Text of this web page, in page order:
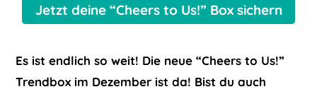
Jetzt deine “Cheers to Us!” Box sichern
Es ist endlich so weit! Die neue “Cheers to Us!”
Trendbox im Dezember ist da! Bist du auch